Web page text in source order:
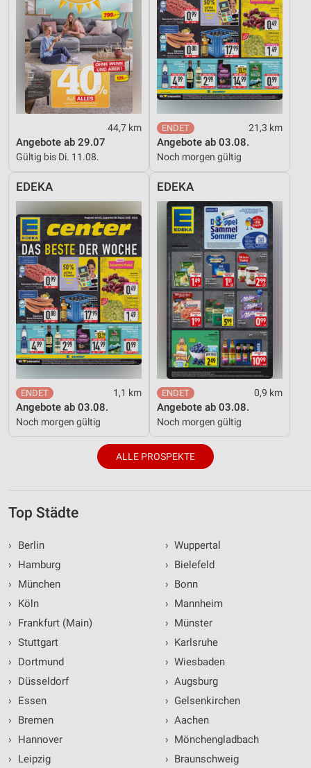
44,7 km
Angebote ab 29.07
Gültig bis Di. 11.08.
21,3 km
Angebote ab 03.08.
Noch morgen gültig
EDEKA
1,1 km
Angebote ab 03.08.
Noch morgen gültig
EDEKA
0,9 km
Angebote ab 03.08.
Noch morgen gültig
ALLE PROSPEKTE
Top Städte
›
Berlin
›
Hamburg
›
München
›
Köln
›
Frankfurt (Main)
› Stuttgart
›
Dortmund
›
Düsseldorf
›
Essen
›
Bremen
›
Hannover
›
Leipzig
› Wuppertal
› Bielefeld
› Bonn
› Mannheim
› Münster
› Karlsruhe
› Wiesbaden
› Augsburg
› Gelsenkirchen
› Aachen
› Mönchengladbach
› Braunschweig